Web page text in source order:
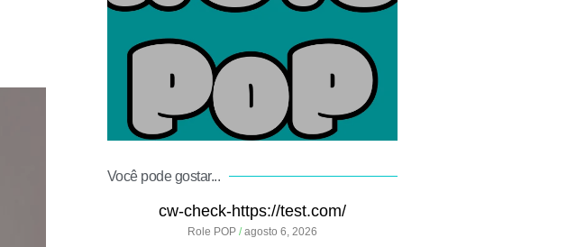
Você pode gostar...
cw-check-https://test.com/
Role POP agosto 6, 2026